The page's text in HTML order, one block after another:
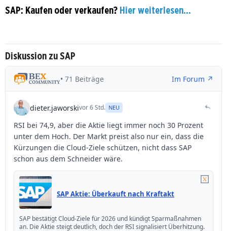
SAP: Kaufen oder verkaufen? Hier weiterlesen...
Diskussion zu SAP